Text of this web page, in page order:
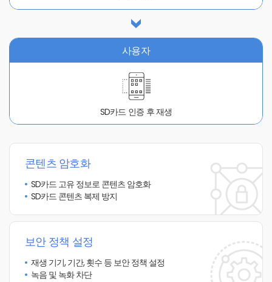
사용자
SD카드 인증 후 재생
콘텐츠 암호화
SD카드 고유 정보로 콘텐츠 암호화
SD카드 콘텐츠 복제 방지
보안 정책 설정
재생 기기, 기간, 횟수 등 보안 정책 설정
녹음 및 녹화 차단